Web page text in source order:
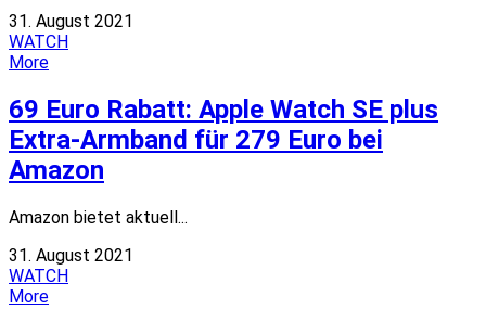
31. August 2021
WATCH
More
69 Euro Rabatt: Apple Watch SE plus
Extra-Armband für 279 Euro bei
Amazon
Amazon bietet aktuell...
31. August 2021
WATCH
More